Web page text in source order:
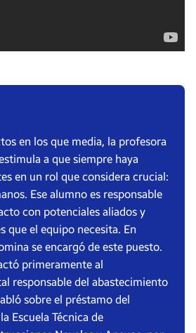
en los que media, la profesora
a que siempre haya
en un rol que considera crucial:
Ese alumno es responsable
con potenciales aliados y
que el equipo necesita. En
se encargó de este puesto.
primeramente al
responsable del abastecimiento
sobre el préstamo del
Escuela Técnica de